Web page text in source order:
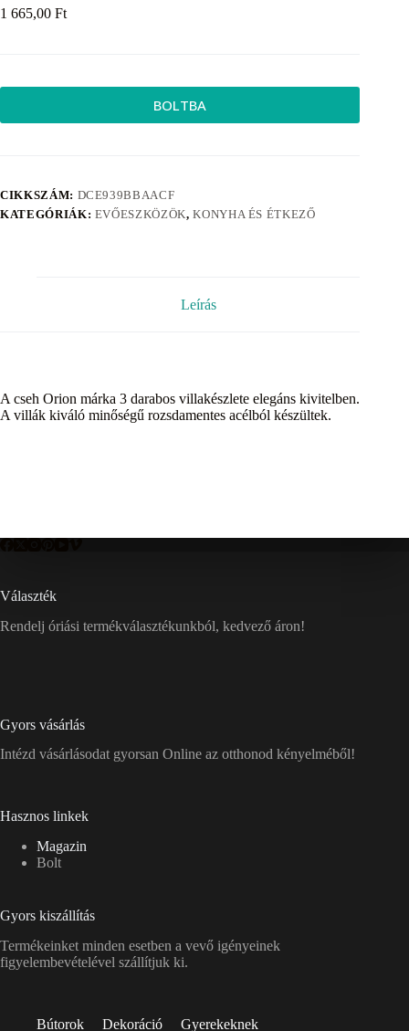
1 665,00 Ft
BOLTBA
CIKKSZÁM: DCE939BBAACF
KATEGÓRIÁK: EVŐESZKÖZÖK,KONYHA ÉS ÉTKEZŐ
Leírás
A cseh Orion márka 3 darabos villakészlete elegáns kivitelben.
A villák kiváló minőségű rozsdamentes acélból készültek.
Választék
Rendelj óriási termékválasztékunkból, kedvező áron!
Gyors vásárlás
Intézd vásárlásodat gyorsan Online az otthonod kényelméből!
Hasznos linkek
Magazin
Bolt
Gyors kiszállítás
Termékeinket minden esetben a vevő igényeinek
figyelembevételével szállítjuk ki.
Bútorok Dekoráció Gyerekeknek